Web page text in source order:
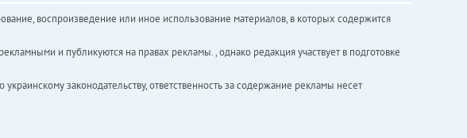
воспроизведение или иное использование материалов, в которых содержится
и публикуются на правах рекламы. , однако редакция участвует в подготовке
законодательству, ответственность за содержание рекламы несет